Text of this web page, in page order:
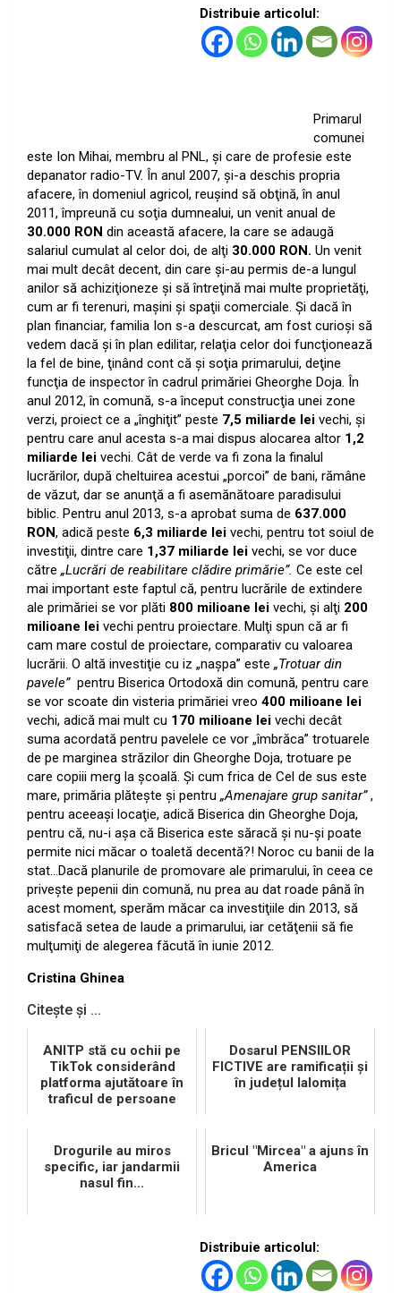
Distribuie articolul:
Primarul
comunei
este Ion Mihai, membru al PNL, şi care de profesie este
depanator radio-TV. În anul 2007, şi-a deschis propria
afacere, în domeniul agricol, reuşind să obţină, în anul
2011, împreună cu soţia dumnealui, un venit anual de
30.000 RON din această afacere, la care se adaugă
salariul cumulat al celor doi, de alţi 30.000 RON. Un venit
mai mult decât decent, din care şi-au permis de-a lungul
anilor să achiziţioneze şi să întreţină mai multe proprietăţi,
cum ar fi terenuri, maşini şi spaţii comerciale. Şi dacă în
plan financiar, familia Ion s-a descurcat, am fost curioşi să
vedem dacă şi în plan edilitar, relaţia celor doi funcţionează
la fel de bine, ţinând cont că şi soţia primarului, deţine
funcţia de inspector în cadrul primăriei Gheorghe Doja. În
anul 2012, în comună, s-a început construcţia unei zone
verzi, proiect ce a „înghiţit” peste 7,5 miliarde lei vechi, şi
pentru care anul acesta s-a mai dispus alocarea altor 1,2
miliarde lei vechi. Cât de verde va fi zona la finalul
lucrărilor, după cheltuirea acestui „porcoi” de bani, rămâne
de văzut, dar se anunţă a fi asemănătoare paradisului
biblic. Pentru anul 2013, s-a aprobat suma de 637.000
RON, adică peste 6,3 miliarde lei vechi, pentru tot soiul de
investiţii, dintre care 1,37 miliarde lei vechi, se vor duce
către „Lucrări de reabilitare clădire primărie”. Ce este cel
mai important este faptul că, pentru lucrările de extindere
ale primăriei se vor plăti 800 milioane lei vechi, şi alţi 200
milioane lei vechi pentru proiectare. Mulţi spun că ar fi
cam mare costul de proiectare, comparativ cu valoarea
lucrării. O altă investiţie cu iz „naşpa” este „Trotuar din
pavele” pentru Biserica Ortodoxă din comună, pentru care
se vor scoate din visteria primăriei vreo 400 milioane lei
vechi, adică mai mult cu 170 milioane lei vechi decât
suma acordată pentru pavelele ce vor „îmbrăca” trotuarele
de pe marginea străzilor din Gheorghe Doja, trotuare pe
care copiii merg la şcoală. Şi cum frica de Cel de sus este
mare, primăria plăteşte şi pentru „Amenajare grup sanitar”,
pentru aceeaşi locaţie, adică Biserica din Gheorghe Doja,
pentru că, nu-i aşa că Biserica este săracă şi nu-şi poate
permite nici măcar o toaletă decentă?! Noroc cu banii de la
stat…Dacă planurile de promovare ale primarului, în ceea ce
priveşte pepenii din comună, nu prea au dat roade până în
acest moment, sperăm măcar ca investiţiile din 2013, să
satisfacă setea de laude a primarului, iar cetăţenii să fie
mulţumiţi de alegerea făcută în iunie 2012.
Cristina Ghinea
Citește și ...
ANITP stă cu ochii pe
TikTok considerând
platforma ajutătoare în
traficul de persoane
Dosarul PENSIILOR
FICTIVE are ramificații și
în județul Ialomița
Drogurile au miros
specific, iar jandarmii
nasul fin...
Bricul "Mircea" a ajuns în
America
Distribuie articolul: